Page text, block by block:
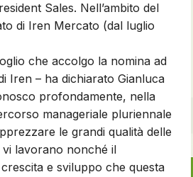
Sales. Nell’ambito del
di Iren Mercato (dal luglio
che accolgo la nomina ad
Iren – ha dichiarato Gianluca
profondamente, nella
manageriale pluriennale
le grandi qualità delle
lavorano nonché il
e sviluppo che questa